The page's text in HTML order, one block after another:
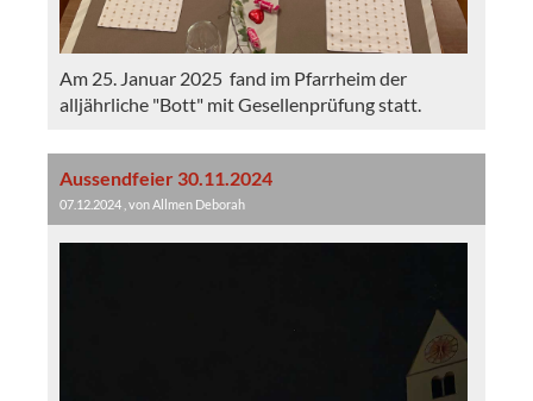
Am 25. Januar 2025 fand im Pfarrheim der
alljährliche "Bott" mit Gesellenprüfung statt.
Aussendfeier 30.11.2024
07.12.2024 , von Allmen Deborah